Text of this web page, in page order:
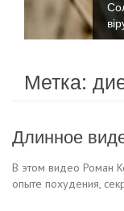
Метка:
Длинное
В этом видео Роман
опыте похудения,